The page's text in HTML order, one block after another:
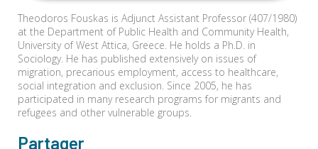
Theodoros Fouskas is Adjunct Assistant Professor (407/1980)
at the Department of Public Health and Community Health,
University of West Attica, Greece. He holds a Ph.D. in
Sociology. He has published extensively on issues of
migration, precarious employment, access to healthcare,
social integration and exclusion. Since 2005, he has
participated in many research programs for migrants and
refugees and other vulnerable groups.
Partager